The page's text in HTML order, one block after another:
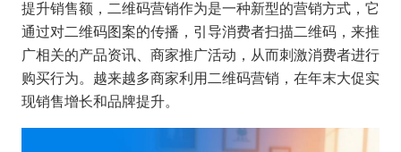
提升销售额，二维码营销作为是一种新型的营销方式，它
通过对二维码图案的传播，引导消费者扫描二维码，来推
广相关的产品资讯、商家推广活动，从而刺激消费者进行
购买行为。越来越多商家利用二维码营销，在年末大促实
现销售增长和品牌提升。